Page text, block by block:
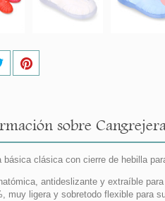
sobre
básica clásica con cierre de hebilla
antideslizante y extraíble
muy ligera y sobretodo flexible para